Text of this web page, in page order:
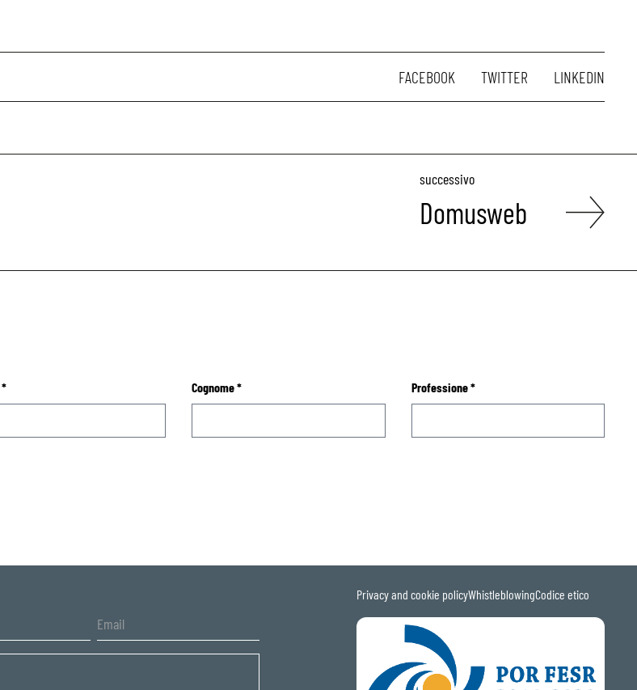
FACEBOOK TWITTER LINKEDIN
successivo
Domusweb
* Cognome* Professione*
Privacy and cookie policyWhistleblowingCodice etico